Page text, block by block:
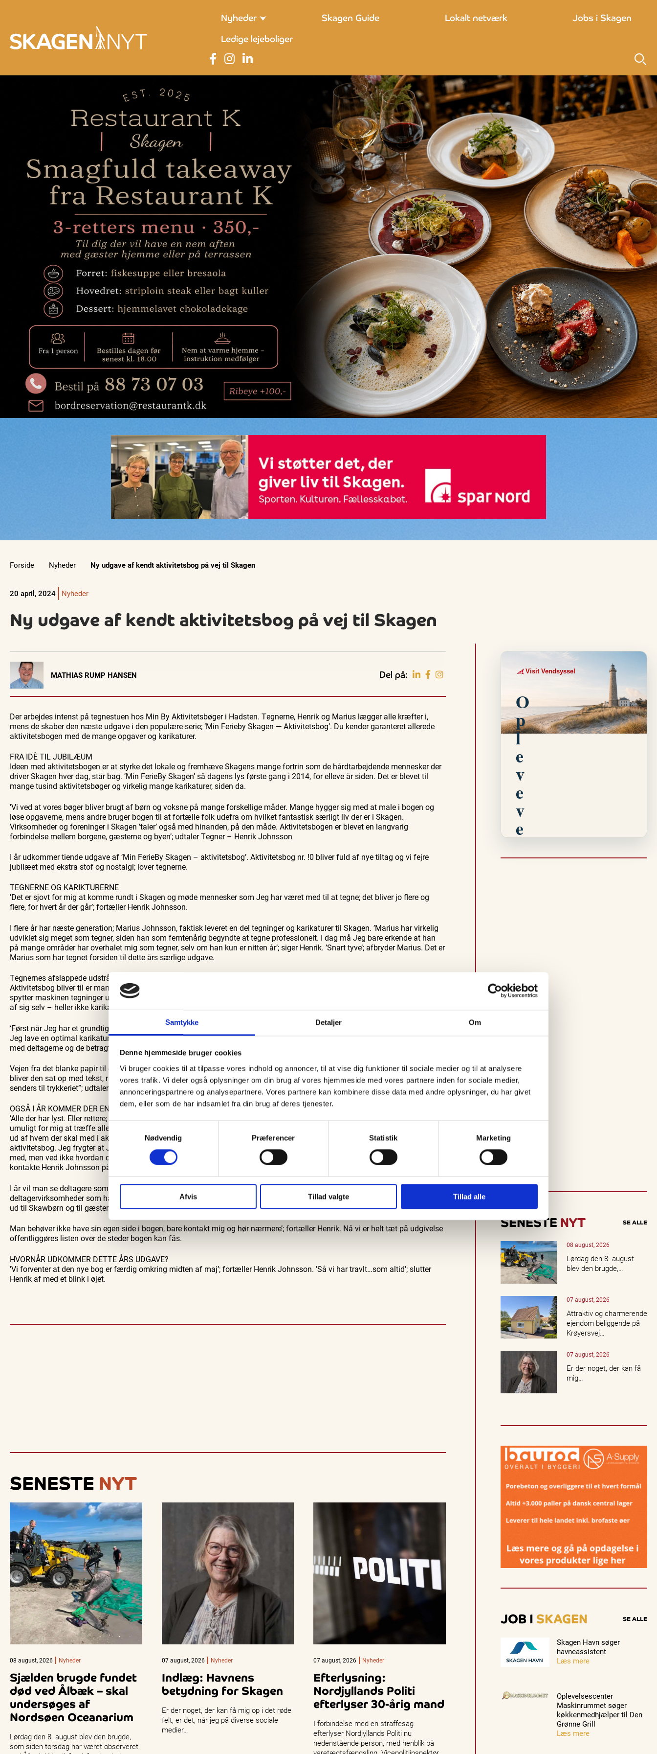
Samtykke Detaljer Om
Denne hjemmeside bruger cookies
Vi bruger cookies til at tilpasse vores indhold og annoncer, til at vise dig funktioner til sociale medier og til at analysere
vores trafik. Vi deler også oplysninger om din brug af vores hjemmeside med vores partnere inden for sociale medier,
annonceringspartnere og analysepartnere. Vores partnere kan kombinere disse data med andre oplysninger, du har givet
dem, eller som de har indsamlet fra din brug af deres tjenester.
Samtykkevalg
Nødvendig
Præferencer Statistik Marketing
Afvis Tillad valgte Tillad alle
Nyheder Skagen Guide Lokalt netværk
Jobs i Skagen
Ledige lejeboliger
Forside Nyheder Ny udgave af kendt aktivitetsbog på vej til Skagen
20 april, 2024 Nyheder
Ny udgave af kendt aktivitetsbog på vej til Skagen
Visit Vendsyssel
EVENTKALENDER
Oplev events i
Vendsyssel
Find aktuelle oplevelser, koncerter, kultur,
natur og lokale events.
Se events
Guidede ture
Oplev Skagen med Bedford
bussen fra 1937
8. aug.
Guidede ture
Oplev Skagen med Bedford
bussen fra 1937
Familie
Se Skagen fra søsiden med
Postbåden Tunø
MATHIAS RUMP HANSEN Del på:
Der arbejdes intenst på tegnestuen hos Min By Aktivitetsbøger i Hadsten. Tegnerne, Henrik og Marius lægger alle kræfter i,
mens de skaber den næste udgave i den populære serie; ‘Min Ferieby Skagen — Aktivitetsbog’. Du kender garanteret allerede
aktivitetsbogen med de mange opgaver og karikaturer.
FRA IDÈ TIL JUBILÆUM
Ideen med aktivitetsbogen er at styrke det lokale og fremhæve Skagens mange fortrin som de hårdtarbejdende mennesker der
driver Skagen hver dag, står bag. ’Min FerieBy Skagen’ så dagens lys første gang i 2014, for elleve år siden. Det er blevet til
mange tusind aktivitetsbøger og virkelig mange karikaturer, siden da.
’Vi ved at vores bøger bliver brugt af børn og voksne på mange forskellige måder. Mange hygger sig med at male i bogen og
løse opgaverne, mens andre bruger bogen til at fortælle folk udefra om hvilket fantastisk særligt liv der er i Skagen.
Virksomheder og foreninger i Skagen ’taler’ også med hinanden, på den måde. Aktivitetsbogen er blevet en langvarig
forbindelse mellem borgene, gæsterne og byen’; udtaler Tegner – Henrik Johnsson
I år udkommer tiende udgave af ’Min FerieBy Skagen – aktivitetsbog’. Aktivitetsbog nr. !0 bliver fuld af nye tiltag og vi fejre
jubilæet med ekstra stof og nostalgi; lover tegnerne.
TEGNERNE OG KARIKTURERNE
’Det er sjovt for mig at komme rundt i Skagen og møde mennesker som Jeg har været med til at tegne; det bliver jo flere og
flere, for hvert år der går’; fortæller Henrik Johnsson.
I flere år har næste generation; Marius Johnsson, faktisk leveret en del tegninger og karikaturer til Skagen. ’Marius har virkelig
udviklet sig meget som tegner, siden han som femtenårig begyndte at tegne professionelt. I dag må Jeg bare erkende at han
på mange områder har overhalet mig som tegner, selv om han kun er nitten år’; siger Henrik. ’Snart tyve’; afbryder Marius. Det er
Marius som har tegnet forsiden til dette års særlige udgave.
Tegnernes afslappede udstråling afspejler ikke helt hvor krævende en opgave det er at lave det de laver. Idéerne om hvordan en
Aktivitetsbog bliver til er mange. Marius; ’Jeg møder nogle gange den ide at man da bare kan putte fotos i en computer og så
spytter maskinen tegninger ud igen, eller at man kan bede en AI om at lave sit arbejde’. Men det er ikke tilfældet. ’Intet kommer
af sig selv – heller ikke karikatur-tegninger’; fortsætter Marius.
‘Først når Jeg har et grundtigt indtryk af hvem den Jeg skal tegne er; ikke bare deres udseende men også hvordan de er, kan
Jeg lave en optimal karikatur.’ Det er samtaler
med deltagerne og de betragtninger tegnerne har gjort der er inspiration til den endelige tegning.
Vejen fra det blanke papir til endelig bog er lang. ’Først udarbejder vi skitser. Dernæst tegner vi rent. Når tegningen er færdig
bliver den sat op med tekst, rammer og QR-Kode på computer. Bogen gennemses og korrekturlæses af mindst 4 led inden den
senders til trykkeriet”; udtaler Henrik Johnsson.
OGSÅ I ÅR KOMMER DER EN NY UDGAVE, HVEM ER MED?
’Alle der har lyst. Eller rettere; alle som Jeg når at tale med, for der er så mange virksomheder og foreninger i Skagen, at det er
umuligt for mig at træffe alle selv.’ Ud over at tegne er det er nemlig også Henrik der besøger virksomheder i Skagen for at finde
ud af hvem der skal med i aktivitetsbogen. ’Mange virksomheder i Skagen kunne have glæde af at være med i vores
aktivitetsbog. Jeg frygter at Jeg ikke når ud til alle der kunne have lyst. Det har vist sig at en del kender bogen og vil gerne være
med, men ved ikke hvordan de kan komme til at være med i den.’ Redaktionen erfarer at dette er ret enkelt. Man skal bare
kontakte Henrik Johnsson på mail: info@minferieby.dk eller ringe på 51620804.
I år vil man se deltagere som har været med før og en del nye. Hidtil er uddelingen af bøgerne primært sket fra
deltagervirksomheder som har en eller flere sider i bogen ’Fra i år vil vi gerne give alle virksomheder adgang til at dele bøgerne
ud til Skawbørn og til gæster.
Man behøver ikke have sin egen side i bogen, bare kontakt mig og hør nærmere’; fortæller Henrik. Nå vi er helt tæt på udgivelse
offentliggøres listen over de steder bogen kan fås.
HVORNÅR UDKOMMER DETTE ÅRS UDGAVE?
’Vi forventer at den nye bog er færdig omkring midten af maj’; fortæller Henrik Johnsson. ’Så vi har travlt…som altid’; slutter
Henrik af med et blink i øjet.
SENESTE NYT
08 august, 2026 Nyheder
Sjælden brugde fundet
død ved Ålbæk – skal
undersøges af
Nordsøen Oceanarium
Lørdag den 8. august blev den brugde,
som siden torsdag har været observeret
07 august, 2026 Nyheder
Indlæg: Havnens
betydning for Skagen
Er der noget, der kan få mig op i det røde
felt, er det, når jeg på diverse sociale
medier…
07 august, 2026 Nyheder
Efterlysning:
Nordjyllands Politi
efterlyser 30-årig mand
I forbindelse med en straffesag
efterlyser Nordjyllands Politi nu
nedenstående person, med henblik på
Visit Vendsyssel
O
p
l
e
v
e
v
e
n
t
d
s
y
e
l
F
e
e
l
s
e
r,
n
c
e
r
r,
u
lt
u
r
o
l
k
l
v
n
s
Bedford
bussen fra
Bedford
bussen fra
Tunø
SENESTE NYT SE ALLE
08 august, 2026
Lørdag den 8. august
blev den brugde,…
07 august, 2026
Attraktiv og charmerende
ejendom beliggende på
Krøyersvej…
07 august, 2026
Er der noget, der kan få
mig…
JOB I SKAGEN SE ALLE
Skagen Havn søger
havneassistent
Læs mere
Oplevelsescenter
Maskinrummet søger
køkkenmedhjælper til Den
Grønne Grill
Læs mere